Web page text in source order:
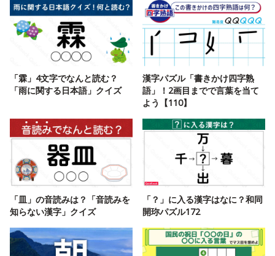
「霖」4文字でなんと読む？
「雨に関する日本語」クイズ
漢字パズル「書きかけ四字熟
語」！2画目までで言葉を当て
よう【110】
「皿」の音読みは？「音読みを
知らない漢字」クイズ
「？」に入る漢字はなに？和同
開珎パズル172